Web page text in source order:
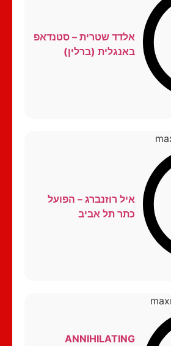
אלדד שטרית – סטנדאפ
באנגלית (ברלין)
איל רוזנברג – הפועל
כתר תל אביב
ANNIHILATING